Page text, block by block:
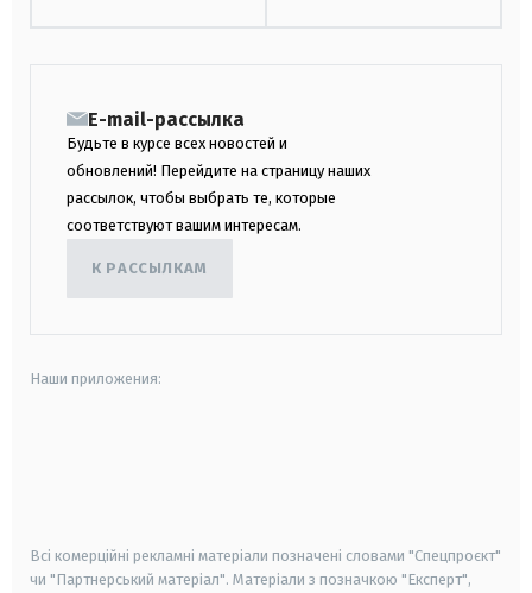
E-mail-рассылка
Будьте в курсе всех новостей и
обновлений! Перейдите на страницу наших
рассылок, чтобы выбрать те, которые
соответствуют вашим интересам.
К РАССЫЛКАМ
Наши приложения:
Всі комерційні рекламні матеріали позначені словами "Спецпроєкт"
чи "Партнерський матеріал". Матеріали з позначкою "Експерт",